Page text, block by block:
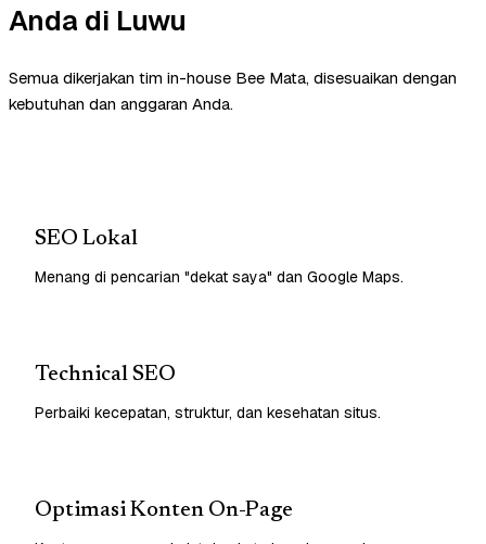
Anda di Luwu
Semua dikerjakan tim in-house Bee Mata, disesuaikan dengan
kebutuhan dan anggaran Anda.
SEO Lokal
Menang di pencarian "dekat saya" dan Google Maps.
Technical SEO
Perbaiki kecepatan, struktur, dan kesehatan situs.
Optimasi Konten On-Page